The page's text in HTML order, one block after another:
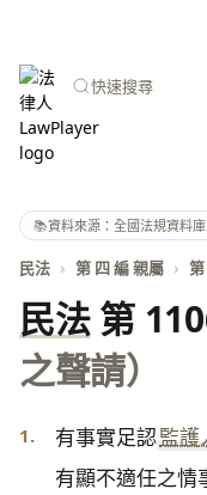
快速搜尋
📚資料來源：全國法規資料
民法 › 第 四 編 親屬 ›
民法第
之聲請）
1. 有事實足認監護
有顯不適任之情